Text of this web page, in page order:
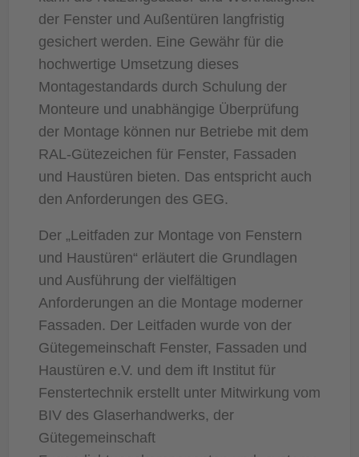
der Fenster und Außentüren langfristig
gesichert werden. Eine Gewähr für die
hochwertige Umsetzung dieses
Montagestandards durch Schulung der
Monteure und unabhängige Überprüfung
der Montage können nur Betriebe mit dem
RAL-Gütezeichen für Fenster, Fassaden
und Haustüren bieten. Das entspricht auch
den Anforderungen des GEG.
Der „Leitfaden zur Montage von Fenstern
und Haustüren“ erläutert die Grundlagen
und Ausführung der vielfältigen
Anforderungen an die Montage moderner
Fassaden. Der Leitfaden wurde von der
Gütegemeinschaft Fenster, Fassaden und
Haustüren e.V. und dem ift Institut für
Fenstertechnik erstellt unter Mitwirkung vom
BIV des Glaserhandwerks, der
Gütegemeinschaft